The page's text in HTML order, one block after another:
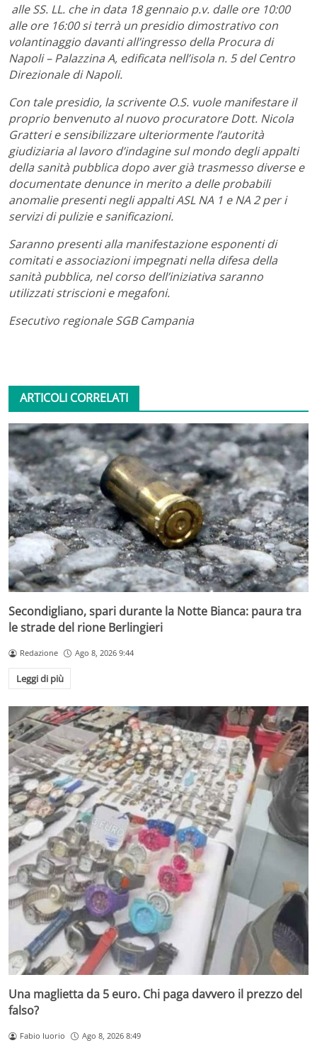
alle SS. LL. che in data 18 gennaio p.v. dalle ore 10:00
alle ore 16:00 si terrà un presidio dimostrativo con
volantinaggio davanti all’ingresso della Procura di
Napoli – Palazzina A, edificata nell’isola n. 5 del Centro
Direzionale di Napoli.
Con tale presidio, la scrivente O.S. vuole manifestare il
proprio benvenuto al nuovo procuratore Dott. Nicola
Gratteri e sensibilizzare ulteriormente l’autorità
giudiziaria al lavoro d’indagine sul mondo degli appalti
della sanità pubblica dopo aver già trasmesso diverse e
documentate denunce in merito a delle probabili
anomalie presenti negli appalti ASL NA 1 e NA 2 per i
servizi di pulizie e sanificazioni.
Saranno presenti alla manifestazione esponenti di
comitati e associazioni impegnati nella difesa della
sanità pubblica, nel corso dell’iniziativa saranno
utilizzati striscioni e megafoni.
Esecutivo regionale SGB Campania
ARTICOLI CORRELATI
Secondigliano, spari durante la Notte Bianca: paura tra
le strade del rione Berlingieri
Redazione Ago 8, 2026 9:44
Leggi di più
Una maglietta da 5 euro. Chi paga davvero il prezzo del
falso?
Fabio Iuorio Ago 8, 2026 8:49